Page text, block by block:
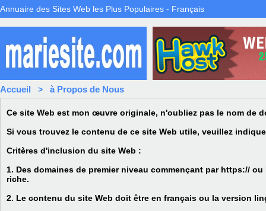
Annuaire des Sites Web les Plus Populaires - Français
Accueil > à Propos de Nous
Ce site Web est mon œuvre originale, n'oubliez pas le nom de
Si vous trouvez le contenu de ce site Web utile, veuillez
Critères d'inclusion du site Web :
1. Des domaines de premier niveau commençant par https://
riche.
2. Le contenu du site Web doit être en français ou la version